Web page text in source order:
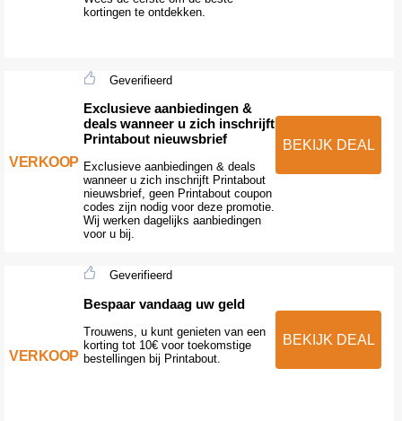
kortingen te ontdekken.
VERKOOP
Geverifieerd
Exclusieve aanbiedingen &
deals wanneer u zich inschrijft
Printabout nieuwsbrief
Exclusieve aanbiedingen & deals
wanneer u zich inschrijft Printabout
nieuwsbrief, geen Printabout coupon
codes zijn nodig voor deze promotie.
Wij werken dagelijks aanbiedingen
voor u bij.
BEKIJK DEAL
VERKOOP
Geverifieerd
Bespaar vandaag uw geld
Trouwens, u kunt genieten van een
korting tot 10€ voor toekomstige
bestellingen bij Printabout.
BEKIJK DEAL